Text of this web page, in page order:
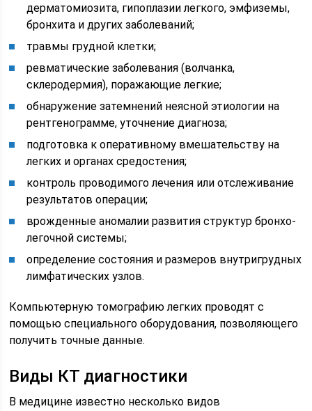
дерматомиозита, гипоплазии легкого, эмфиземы,
бронхита и других заболеваний;
травмы грудной клетки;
ревматические заболевания (волчанка,
склеродермия), поражающие легкие;
обнаружение затемнений неясной этиологии на
рентгенограмме, уточнение диагноза;
подготовка к оперативному вмешательству на
легких и органах средостения;
контроль проводимого лечения или отслеживание
результатов операции;
врожденные аномалии развития структур бронхо-
легочной системы;
определение состояния и размеров внутригрудных
лимфатических узлов.
Компьютерную томографию легких проводят с
помощью специального оборудования, позволяющего
получить точные данные.
Виды КТ диагностики
В медицине известно несколько видов